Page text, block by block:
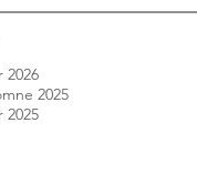
2026
2025
2025